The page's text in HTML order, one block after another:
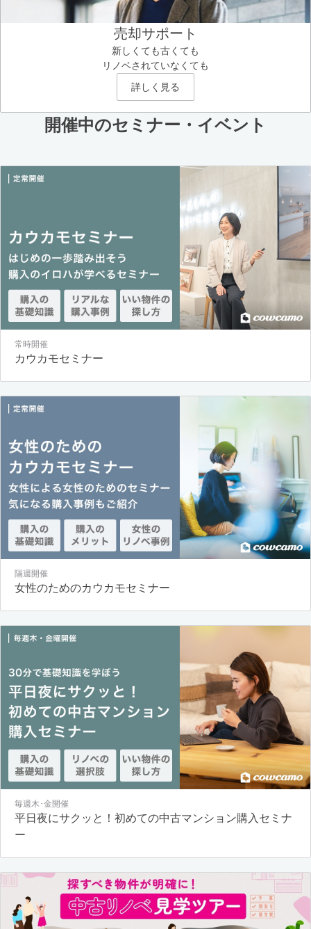
売却サポート
新しくても古くても
リノベされていなくても
詳しく見る
開催中のセミナー・イベント
常時開催
カウカモセミナー
隔週開催
女性のためのカウカモセミナー
毎週木･金開催
平日夜にサクッと！初めての中古マンション購入セミナ
ー